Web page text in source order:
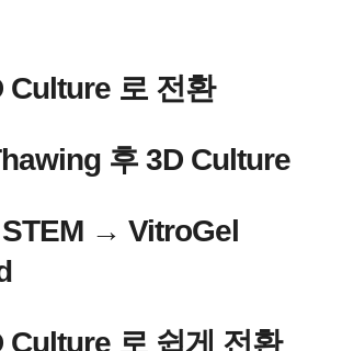
로 전환
후 3D Culture
→ VitroGel
로 쉽게 전환